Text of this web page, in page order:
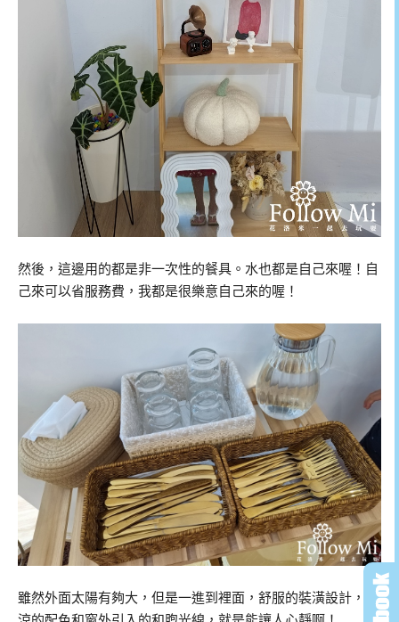
然後，這邊用的都是非一次性的餐具。水也都是自己來喔！自
己來可以省服務費，我都是很樂意自己來的喔！
雖然外面太陽有夠大，但是一進到裡面，舒服的裝潢設計，沁